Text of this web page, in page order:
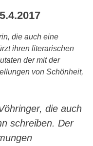
die auch eine
ihren literarischen
der mit der
von Schönheit,
die auch
schreiben. Der